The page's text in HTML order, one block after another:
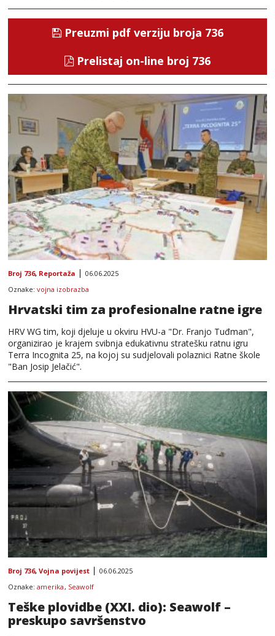
Preuzmi pdf verziju broja 736
Prelistaj on-line broj 736
Broj 736, Reportaža
06.06.2025
Oznake: vojna izobrazba
Hrvatski tim za profesionalne ratne igre
HRV WG tim, koji djeluje u okviru HVU-a "Dr. Franjo Tuđman",
organizirao je krajem svibnja edukativnu stratešku ratnu igru
Terra Incognita 25, na kojoj su sudjelovali polaznici Ratne škole
"Ban Josip Jelačić".
Broj 736, Vojna povijest
06.06.2025
Oznake: amerika, Seawolf
Teške plovidbe (XXI. dio): Seawolf –
preskupo savršenstvo